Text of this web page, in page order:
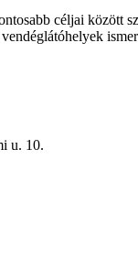
céljai között
u. 10.